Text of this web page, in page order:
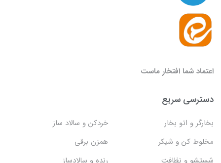
اعتماد شما افتخار ماست
دسترسی سریع
بخارگر و اتو بخار
خردکن و سالاد ساز
مخلوط کن و شیکر
همزن برقی
شستشو و نظافت
رنده و سالادساز